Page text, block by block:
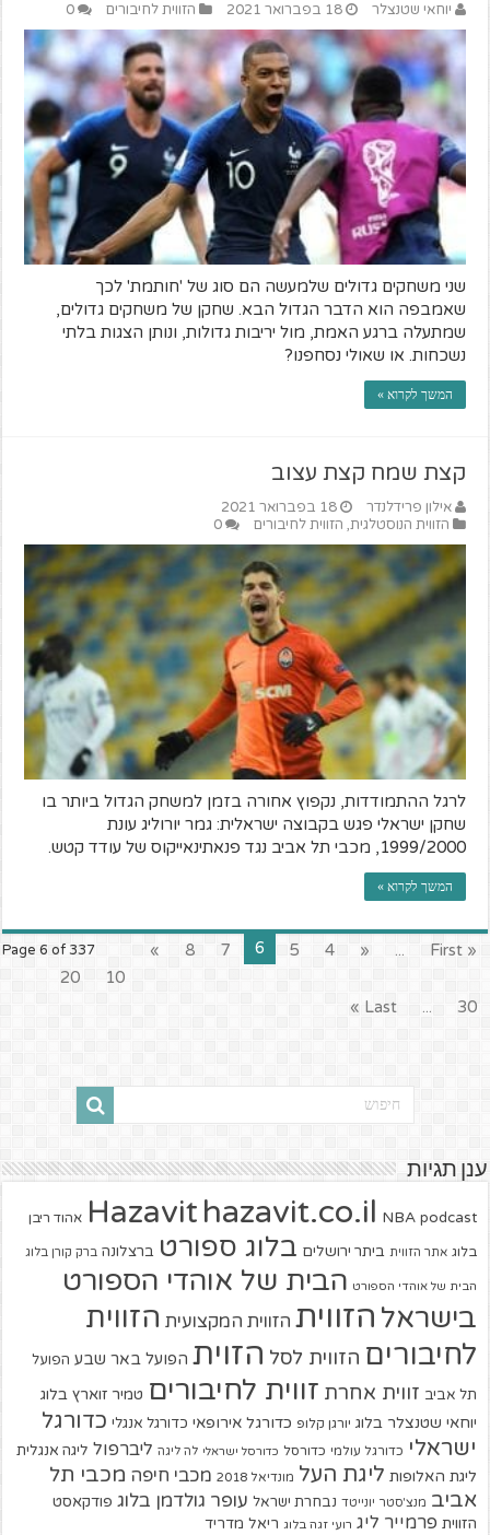
יוחאי שטנצלר 18 בפברואר 2021 הזווית לחיבורים 0
שני משחקים גדולים שלמעשה הם סוג של 'חותמת' לכך
שאמבפה הוא הדבר הגדול הבא. שחקן של משחקים גדולים,
שמתעלה ברגע האמת, מול יריבות גדולות, ונותן הצגות בלתי
נשכחות. או שאולי נסחפנו?
המשך לקרוא »
קצת שמח קצת עצוב
אילון פרידלנדר
18 בפברואר 2021
הזווית הנוסטלגית, הזווית לחיבורים 0
לרגל ההתמודדות, נקפוץ אחורה בזמן למשחק הגדול ביותר בו
שחקן ישראלי פגש בקבוצה ישראלית: גמר יורוליג עונת
1999/2000, מכבי תל אביב נגד פנאתינאייקוס של עודד קטש.
המשך לקרוא »
Page 6 of 337 « First
...
«
4
5
6
7
8
»
10
20
30
...
Last »
ענן תגיות
Hazavit hazavit.co.il NBA podcast אהוד ריבן
בלוג אתר הזווית ביתר ירושלים בלוג ספורט ברצלונה ברק קורן בלוג
הבית של אוהדי הספורט הבית של אוהדי הספורט
בישראל הזווית הזווית המקצועית הזווית
לחיבורים הזווית לסל הזוית הפועל באר שבע הפועל
תל אביב זווית אחרת זווית לחיבורים טמיר זוארץ בלוג
יוחאי שטנצלר בלוג יורגן קלופ כדורגל אירופאי כדורגל אנגלי כדורגל
ישראלי כדורגל עולמי כדורסל כדורסל ישראלי לה ליגה ליברפול ליגה אנגלית
ליגת האלופות ליגת העל מונדיאל 2018 מכבי חיפה מכבי תל
אביב מנצ'סטר יונייטד נבחרת ישראל עופר גולדמן בלוג פודקאסט
הזווית פרמייר ליג רועי זגה בלוג ריאל מדריד